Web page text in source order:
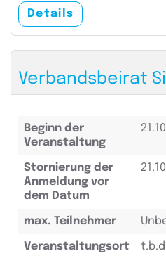
Details
Verbandsbeirat
Beginn der
Veranstaltung
Stornierung der
Anmeldung vor
dem Datum
max. Teilnehmer
Veranstaltungsort